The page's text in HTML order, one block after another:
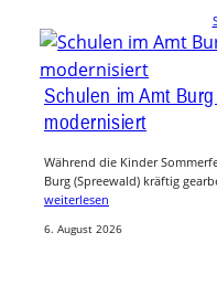
Schulen im Amt
modernisiert
Während die Kinder
Burg (Spreewald) kräftig
weiterlesen
6. August 2026